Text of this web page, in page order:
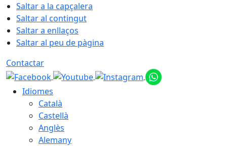
Saltar a la capçalera
Saltar al contingut
Saltar a enllaços
Saltar al peu de pàgina
Contactar
Idiomes
Català
Castellà
Anglès
Alemany